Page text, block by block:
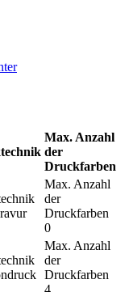
Max. Anzahl
der
Druckfarben
Max. Anzahl
der
Druckfarben
0
Max. Anzahl
der
Druckfarben